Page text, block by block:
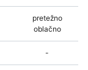
pretežno
oblačno
-